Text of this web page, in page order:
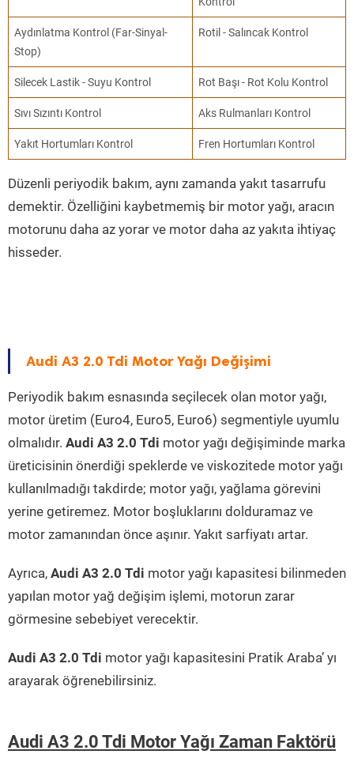
Aydınlatma Kontrol (Far-Sinyal-
Stop)
Rotil - Salıncak Kontrol
Silecek Lastik - Suyu Kontrol Rot Başı - Rot Kolu Kontrol
Sıvı Sızıntı Kontrol Aks Rulmanları Kontrol
Yakıt Hortumları Kontrol Fren Hortumları Kontrol
Düzenli periyodik bakım, aynı zamanda yakıt tasarrufu
demektir. Özelliğini kaybetmemiş bir motor yağı, aracın
motorunu daha az yorar ve motor daha az yakıta ihtiyaç
hisseder.
Audi A3 2.0 Tdi Motor Yağı Değişimi
Periyodik bakım esnasında seçilecek olan motor yağı,
motor üretim (Euro4, Euro5, Euro6) segmentiyle uyumlu
olmalıdır. Audi A3 2.0 Tdi motor yağı değişiminde marka
üreticisinin önerdiği speklerde ve viskozitede motor yağı
kullanılmadığı takdirde; motor yağı, yağlama görevini
yerine getiremez. Motor boşluklarını dolduramaz ve
motor zamanından önce aşınır. Yakıt sarfiyatı artar.
Ayrıca, Audi A3 2.0 Tdi motor yağı kapasitesi bilinmeden
yapılan motor yağ değişim işlemi, motorun zarar
görmesine sebebiyet verecektir.
Audi A3 2.0 Tdi motor yağı kapasitesini Pratik Araba’ yı
arayarak öğrenebilirsiniz.
Audi A3 2.0 Tdi Motor Yağı Zaman Faktörü